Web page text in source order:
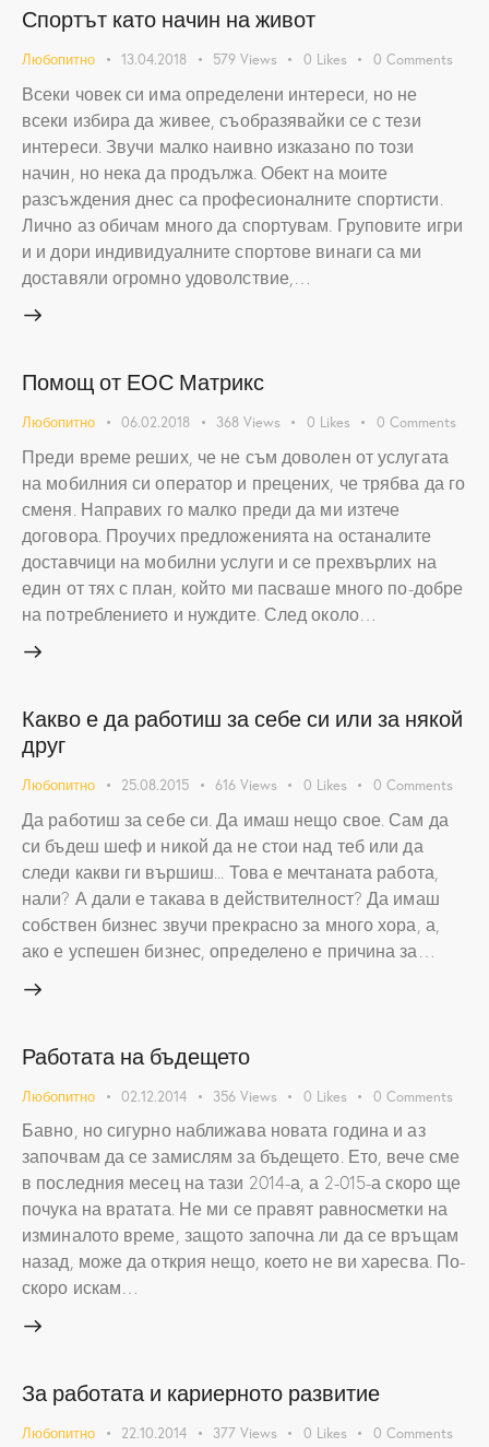
Спортът като начин на живот
Любопитно 13.04.2018 579 Views 0 Likes 0 Comments
Всеки човек си има определени интереси, но не
всеки избира да живее, съобразявайки се с тези
интереси. Звучи малко наивно изказано по този
начин, но нека да продължа. Обект на моите
разсъждения днес са професионалните спортисти.
Лично аз обичам много да спортувам. Груповите игри
и и дори индивидуалните спортове винаги са ми
доставяли огромно удоволствие,…
Помощ от ЕОС Матрикс
Любопитно 06.02.2018 368 Views 0 Likes 0 Comments
Преди време реших, че не съм доволен от услугата
на мобилния си оператор и прецених, че трябва да го
сменя. Направих го малко преди да ми изтече
договора. Проучих предложенията на останалите
доставчици на мобилни услуги и се прехвърлих на
един от тях с план, който ми пасваше много по-добре
на потреблението и нуждите. След около…
Какво е да работиш за себе си или за някой
друг
Любопитно 25.08.2015 616 Views 0 Likes 0 Comments
Да работиш за себе си. Да имаш нещо свое. Сам да
си бъдеш шеф и никой да не стои над теб или да
следи какви ги вършиш... Това е мечтаната работа,
нали? А дали е такава в действителност? Да имаш
собствен бизнес звучи прекрасно за много хора, а,
ако е успешен бизнес, определено е причина за…
Работата на бъдещето
Любопитно 02.12.2014 356 Views 0 Likes 0 Comments
Бавно, но сигурно наближава новата година и аз
започвам да се замислям за бъдещето. Ето, вече сме
в последния месец на тази 2014-а, а 2-015-а скоро ще
почука на вратата. Не ми се правят равносметки на
изминалото време, защото започна ли да се връщам
назад, може да открия нещо, което не ви харесва. По-
скоро искам…
За работата и кариерното развитие
Любопитно 22.10.2014 377 Views 0 Likes 0 Comments